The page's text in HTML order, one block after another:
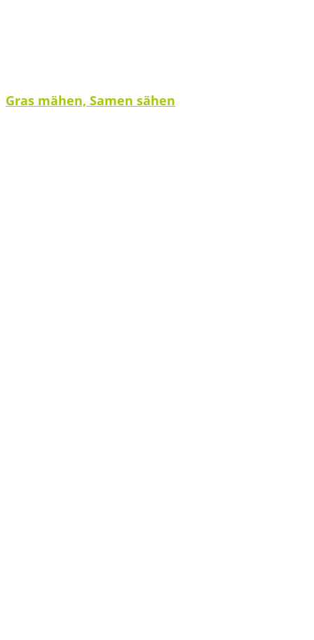
Gras mähen, Samen sähen